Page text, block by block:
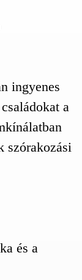
ingyenes
a
szórakozási
és a